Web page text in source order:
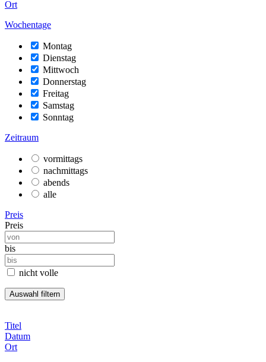
Ort
Wochentage
Montag
Dienstag
Mittwoch
Donnerstag
Freitag
Samstag
Sonntag
Zeitraum
vormittags
nachmittags
abends
alle
Preis
Preis
bis
nicht volle
Titel
Datum
Ort